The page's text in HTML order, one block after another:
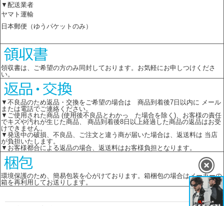
▼配送業者
ヤマト運輸
日本郵便（ゆうパケットのみ）
領収書は、ご希望の方のみ同封しております。お気軽にお申しつけくださ
い。
▼不良品のため返品・交換をご希望の場合は 商品到着後7日以内に メール
または電話でご連絡ください。
▼ご使用された商品 (使用後不良品とわかっ た場合を除く)、お客様の責任
でキズや汚れが生じた商品、 商品到着後8日以上経過した商品の返品はお受
けできません。
▼発送中の破損、不良品、ご注文と違う商が届いた場合は、返送料は 当店
が負担いたします。
▼お客様都合による返品の場合、返送料はお客様負担となります。
環境保護のため、簡易包装を心がけております。箱梱包の場合はメーカーの
箱を再利用してお送りします。